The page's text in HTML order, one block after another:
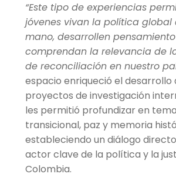
“Este tipo de experiencias
jóvenes vivan la política global
mano, desarrollen
comprendan la relevancia de
de reconciliación en nuestro
espacio enriqueció el desarrollo
proyectos de investigación
les permitió profundizar en
transicional, paz y memoria
estableciendo un diálogo
actor clave de la política y la
Colombia.